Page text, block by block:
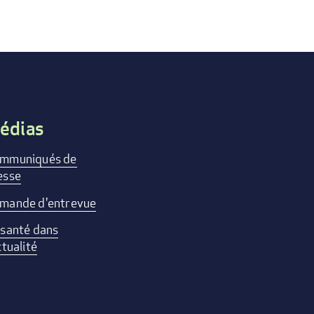
de
d'entrevue
dans